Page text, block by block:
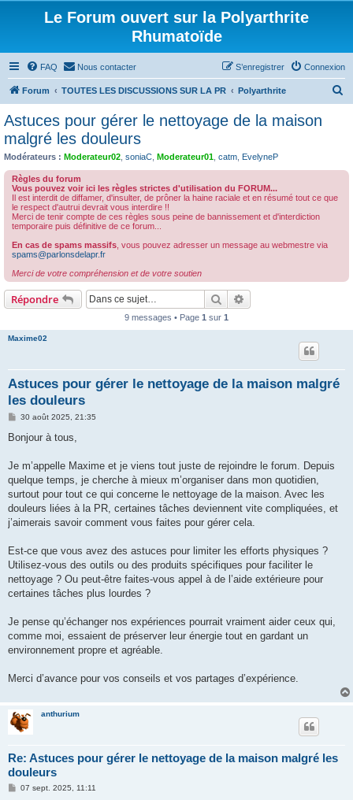
Le Forum ouvert sur la Polyarthrite
Rhumatoïde
FAQ Nous contacter Connexion
S’enregistrer
Forum TOUTES LES DISCUSSIONS SUR LA PR Polyarthrite
Astuces pour gérer le nettoyage de la maison
malgré les douleurs
Modérateurs : Moderateur02 soniaC Moderateur01 catm EvelyneP
Règles du forum
Vous pouvez voir ici les règles strictes d'utilisation du FORUM...
Il est interdit de diffamer, d'insulter, de prôner la haine raciale et en résumé tout ce que
le respect d'autrui devrait vous interdire !!
Merci de tenir compte de ces règles sous peine de bannissement et d'interdiction
temporaire puis définitive de ce forum...
En cas de spams massifs , vous pouvez adresser un message au webmestre via
spams@parlonsdelapr.fr
Merci de votre compréhension et de votre soutien
Répondre Rechercher
9 messages • Page 1 sur 1
Maxime02
Astuces pour gérer le nettoyage de la maison malgré
les douleurs
M
s
g
30 août 2025, 21:35
Bonjour à tous,
Je m’appelle Maxime et je viens tout juste de rejoindre le forum. Depuis
quelque temps, je cherche à mieux m’organiser dans mon quotidien,
surtout pour tout ce qui concerne le nettoyage de la maison. Avec les
douleurs liées à la PR, certaines tâches deviennent vite compliquées, et
j’aimerais savoir comment vous faites pour gérer cela.
Est-ce que vous avez des astuces pour limiter les efforts physiques ?
Utilisez-vous des outils ou des produits spécifiques pour faciliter le
nettoyage ? Ou peut-être faites-vous appel à de l’aide extérieure pour
certaines tâches plus lourdes ?
Je pense qu’échanger nos expériences pourrait vraiment aider ceux qui,
comme moi, essaient de préserver leur énergie tout en gardant un
environnement propre et agréable.
Merci d’avance pour vos conseils et vos partages d’expérience.
anthurium
Re: Astuces pour gérer le nettoyage de la maison malgré les
douleurs
M07 sept. 2025, 11:11